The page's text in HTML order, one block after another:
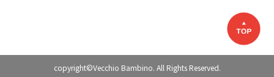
copyright©Vecchio Bambino. All Rights Reserved.